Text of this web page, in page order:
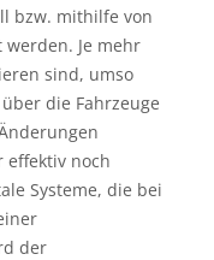
bzw. mithilfe von
Je mehr
sind, umso
die Fahrzeuge
effektiv noch
Systeme, die bei
der